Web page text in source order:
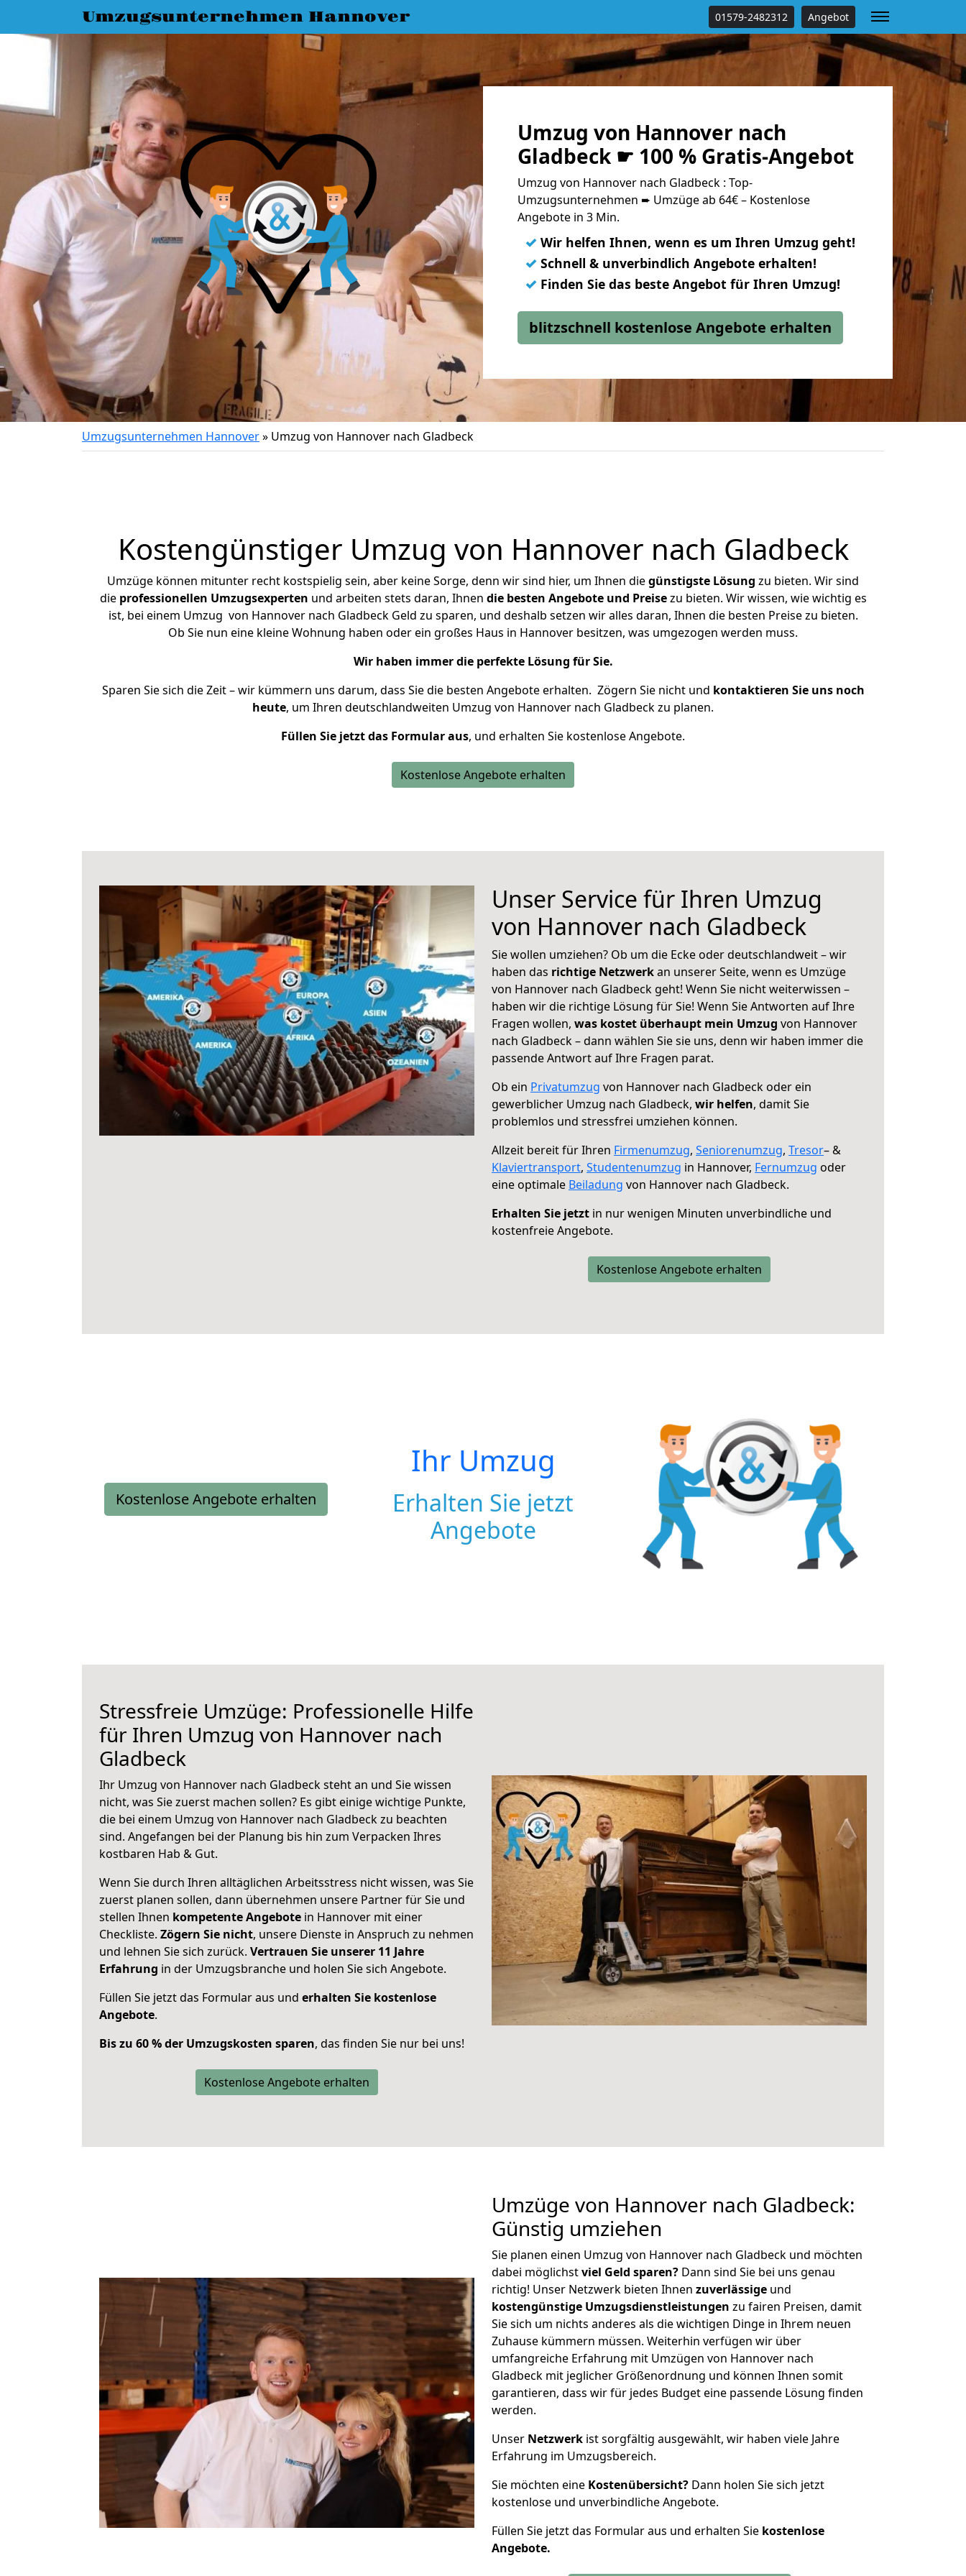
Umzugsunternehmen Hannover 01579-2482312 Angebot
Umzug von Hannover nach
Gladbeck ☛ 100 % Gratis-Angebot
Umzug von Hannover nach Gladbeck : Top-
Umzugsunternehmen ➨ Umzüge ab 64€ – Kostenlose
Angebote in 3 Min.
✓ Wir helfen Ihnen, wenn es um Ihren Umzug geht!
✓ Schnell & unverbindlich Angebote erhalten!
✓ Finden Sie das beste Angebot für Ihren Umzug!
blitzschnell kostenlose Angebote erhalten
Umzugsunternehmen Hannover» Umzug von Hannover nach Gladbeck
Kostengünstiger Umzug von Hannover nach Gladbeck
Umzüge können mitunter recht kostspielig sein, aber keine Sorge, denn wir sind hier, um Ihnen diegünstigste Lösung zu bieten. Wir sind
die professionellen Umzugsexperten und arbeiten stets daran, Ihnen die besten Angebote und Preisezu bieten. Wir wissen, wie wichtig es
ist, bei einem Umzug von Hannover nach Gladbeck Geld zu sparen, und deshalb setzen wir alles daran, Ihnen die besten Preise zu bieten.
Ob Sie nun eine kleine Wohnung haben oder ein großes Haus in Hannover besitzen, was umgezogen werden muss.
Wir haben immer die perfekte Lösung für Sie.
Sparen Sie sich die Zeit – wir kümmern uns darum, dass Sie die besten Angebote erhalten. Zögern Sie nicht und kontaktieren Sie uns noch
heute, um Ihren deutschlandweiten Umzug von Hannover nach Gladbeck zu planen.
Füllen Sie jetzt das Formular aus, und erhalten Sie kostenlose Angebote.
Kostenlose Angebote erhalten
Unser Service für Ihren Umzug
von Hannover nach Gladbeck
Sie wollen umziehen? Ob um die Ecke oder deutschlandweit – wir
haben das richtige Netzwerkan unserer Seite, wenn es Umzüge
von Hannover nach Gladbeck geht! Wenn Sie nicht weiterwissen –
haben wir die richtige Lösung für Sie! Wenn Sie Antworten auf Ihre
Fragen wollen, was kostet überhaupt mein Umzug von Hannover
nach Gladbeck – dann wählen Sie sie uns, denn wir haben immer die
passende Antwort auf Ihre Fragen parat.
Ob ein Privatumzug von Hannover nach Gladbeck oder ein
gewerblicher Umzug nach Gladbeck, wir helfen, damit Sie
problemlos und stressfrei umziehen können.
Allzeit bereit für Ihren Firmenumzug, Seniorenumzug, Tresor– &
Klaviertransport, Studentenumzug in Hannover, Fernumzug oder
eine optimale Beiladung von Hannover nach Gladbeck.
Erhalten Sie jetzt in nur wenigen Minuten unverbindliche und
kostenfreie Angebote.
Kostenlose Angebote erhalten
Kostenlose Angebote erhalten
Ihr Umzug
Erhalten Sie jetzt
Angebote
Stressfreie Umzüge: Professionelle Hilfe
für Ihren Umzug von Hannover nach
Gladbeck
Ihr Umzug von Hannover nach Gladbeck steht an und Sie wissen
nicht, was Sie zuerst machen sollen? Es gibt einige wichtige Punkte,
die bei einem Umzug von Hannover nach Gladbeck zu beachten
sind. Angefangen bei der Planung bis hin zum Verpacken Ihres
kostbaren Hab & Gut.
Wenn Sie durch Ihren alltäglichen Arbeitsstress nicht wissen, was Sie
zuerst planen sollen, dann übernehmen unsere Partner für Sie und
stellen Ihnen kompetente Angebote in Hannover mit einer
Checkliste. Zögern Sie nicht, unsere Dienste in Anspruch zu nehmen
und lehnen Sie sich zurück. Vertrauen Sie unserer 11 Jahre
Erfahrung in der Umzugsbranche und holen Sie sich Angebote.
Füllen Sie jetzt das Formular aus und erhalten Sie kostenlose
Angebote.
Bis zu 60 % der Umzugskosten sparen, das finden Sie nur bei uns!
Kostenlose Angebote erhalten
Umzüge von Hannover nach Gladbeck:
Günstig umziehen
Sie planen einen Umzug von Hannover nach Gladbeck und möchten
dabei möglichstviel Geld sparen? Dann sind Sie bei uns genau
richtig! Unser Netzwerk bieten Ihnen zuverlässige und
kostengünstige Umzugsdienstleistungen zu fairen Preisen, damit
Sie sich um nichts anderes als die wichtigen Dinge in Ihrem neuen
Zuhause kümmern müssen. Weiterhin verfügen wir über
umfangreiche Erfahrung mit Umzügen von Hannover nach
Gladbeck mit jeglicher Größenordnung und können Ihnen somit
garantieren, dass wir für jedes Budget eine passende Lösung finden
werden.
Unser Netzwerk ist sorgfältig ausgewählt, wir haben viele Jahre
Erfahrung im Umzugsbereich.
Sie möchten eine Kostenübersicht? Dann holen Sie sich jetzt
kostenlose und unverbindliche Angebote.
Füllen Sie jetzt das Formular aus und erhalten Sie kostenlose
Angebote.